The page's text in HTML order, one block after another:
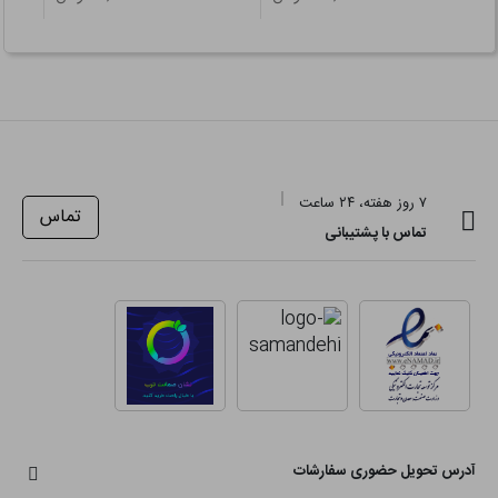
۷ روز هفته، ۲۴ ساعت
تماس با پشتیبانی
تماس
آدرس تحویل حضوری سفارشات